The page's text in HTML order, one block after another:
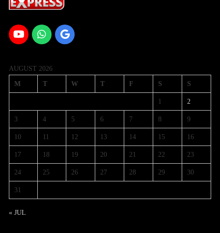
AUGUST 2026
M T W T F S S
1 2
3 4 5 6 7 8 9
10 11 12 13 14 15 16
17 18 19 20 21 22 23
24 25 26 27 28 29 30
31
« JUL